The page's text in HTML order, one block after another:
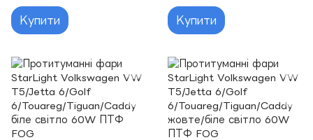
100W ПТФ FOG
Купити
FOG
Купити